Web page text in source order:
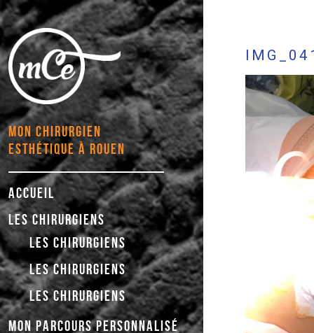
MON CHIRURGIEN
ESTHÉTIQUE À ROUEN
ACCUEIL
LES CHIRURGIENS
LES CHIRURGIENS
LES CHIRURGIENS
LES CHIRURGIENS
MON PARCOURS PERSONNALISÉ